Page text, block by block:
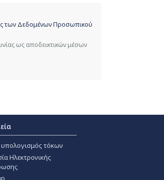
των Δεδομένων Προσωπικού
ως αποδεικτικών μέσων
τόκων
Ηλεκτρονικής